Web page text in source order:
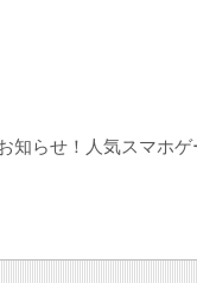
らせ！人気スマホゲ